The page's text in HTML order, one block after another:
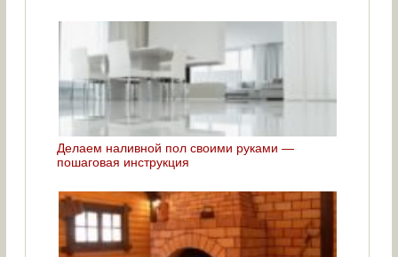
Делаем наливной пол своими руками —
пошаговая инструкция